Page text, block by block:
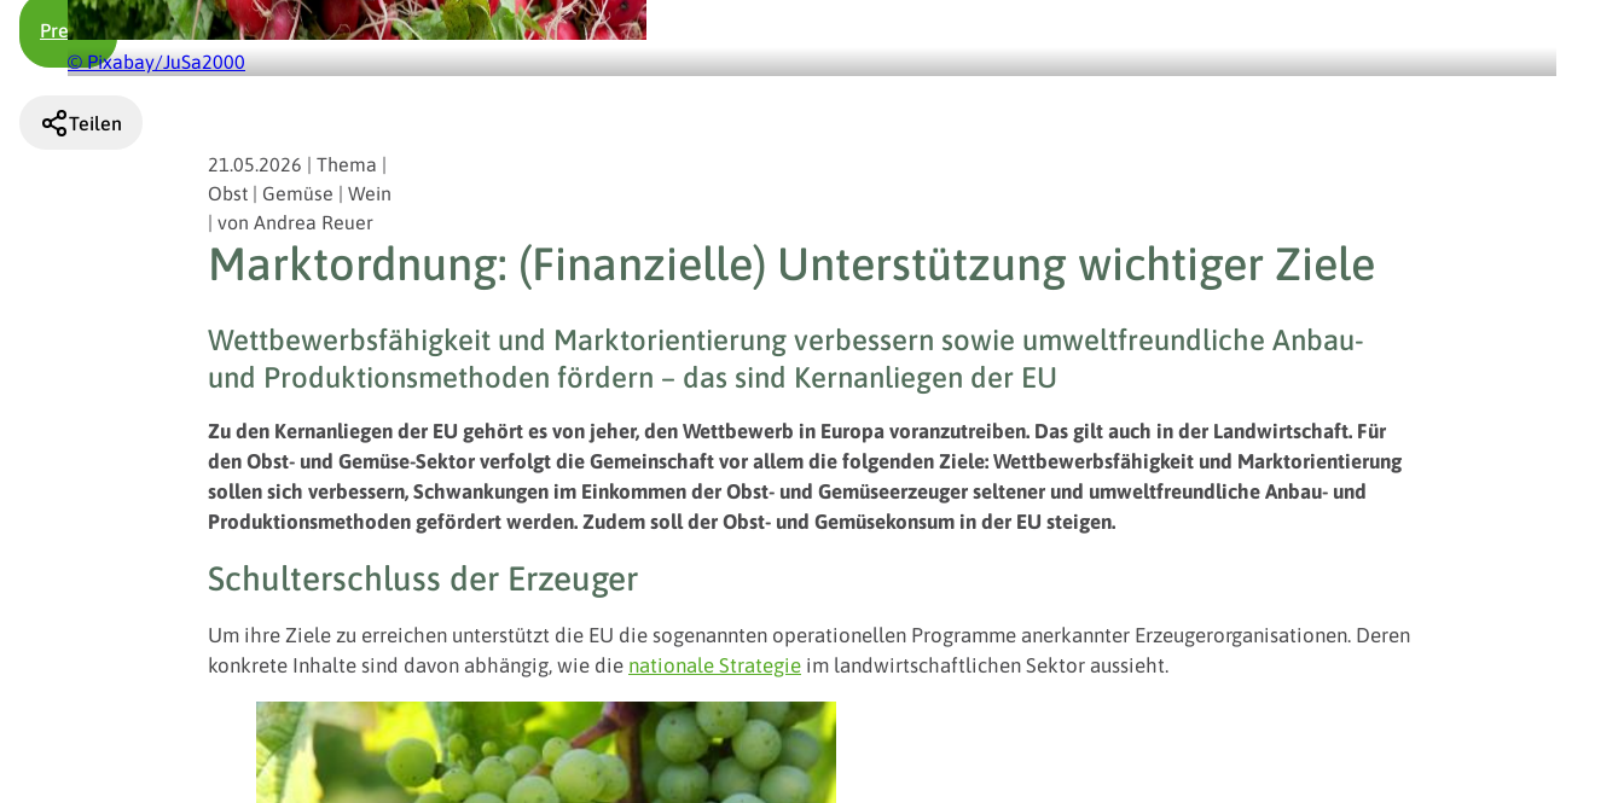
Presse
© Pixabay/JuSa2000
Teilen
21.05.2026 | Thema |
Obst | Gemüse | Wein
| von Andrea Reuer
Marktordnung: (Finanzielle) Unterstützung wichtiger Ziele
Wettbewerbsfähigkeit und Marktorientierung verbessern sowie umweltfreundliche Anbau-
und Produktionsmethoden fördern – das sind Kernanliegen der EU
Zu den Kernanliegen der EU gehört es von jeher, den Wettbewerb in Europa voranzutreiben. Das gilt auch in der Landwirtschaft. Für
den Obst- und Gemüse-Sektor verfolgt die Gemeinschaft vor allem die folgenden Ziele: Wettbewerbsfähigkeit und Marktorientierung
sollen sich verbessern, Schwankungen im Einkommen der Obst- und Gemüseerzeuger seltener und umweltfreundliche Anbau- und
Produktionsmethoden gefördert werden. Zudem soll der Obst- und Gemüsekonsum in der EU steigen.
Schulterschluss der Erzeuger
Um ihre Ziele zu erreichen unterstützt die EU die sogenannten operationellen Programme anerkannter Erzeugerorganisationen. Deren
konkrete Inhalte sind davon abhängig, wie die nationale Strategie im landwirtschaftlichen Sektor aussieht.